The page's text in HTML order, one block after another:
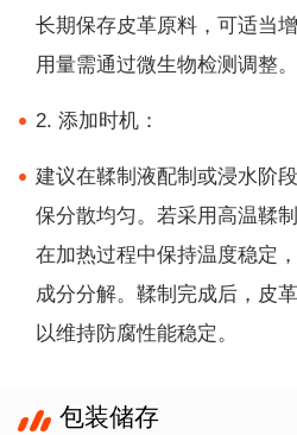
长期保存皮革原料，可适当
用量需通过微生物检测调整。
2. 添加时机：
建议在鞣制液配制或浸水阶
保分散均匀。若采用高温鞣
在加热过程中保持温度稳定
成分分解。鞣制完成后，皮
以维持防腐性能稳定。
包装储存